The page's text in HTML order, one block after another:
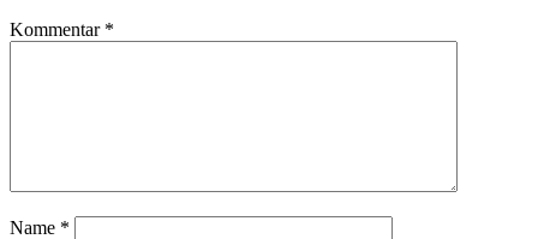
Kommentar *
Name *